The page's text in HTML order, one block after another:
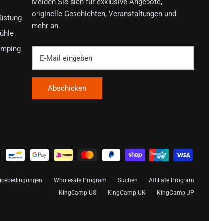
Melden Sie sich für exklusive Angebote,
originelle Geschichten, Veranstaltungen und
mehr an.
Abschicken
Wholesale Program Suchen
Affiliate Program
KingCamp US
KingCamp UK KingCamp JP